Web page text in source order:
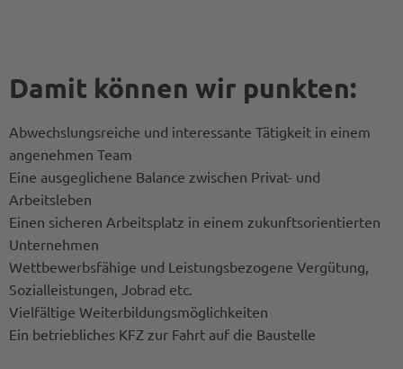
Damit können wir punkten:
Abwechslungsreiche und interessante Tätigkeit in einem
angenehmen Team
Eine ausgeglichene Balance zwischen Privat- und
Arbeitsleben
Einen sicheren Arbeitsplatz in einem zukunftsorientierten
Unternehmen
Wettbewerbsfähige und Leistungsbezogene Vergütung,
Sozialleistungen, Jobrad etc.
Vielfältige Weiterbildungsmöglichkeiten
Ein betriebliches KFZ zur Fahrt auf die Baustelle